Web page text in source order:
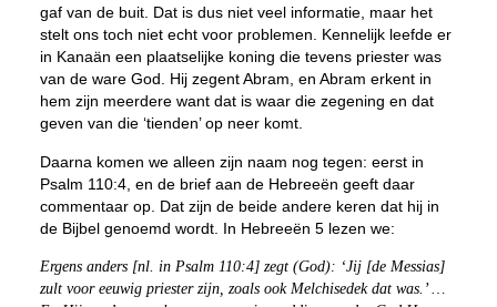
gaf van de buit. Dat is dus niet veel informatie, maar het
stelt ons toch niet echt voor problemen. Kennelijk leefde er
in Kanaän een plaatselijke koning die tevens priester was
van de ware God. Hij zegent Abram, en Abram erkent in
hem zijn meerdere want dat is waar die zegening en dat
geven van die ‘tienden’ op neer komt.
Daarna komen we alleen zijn naam nog tegen: eerst in
Psalm 110:4, en de brief aan de Hebreeën geeft daar
commentaar op. Dat zijn de beide andere keren dat hij in
de Bijbel genoemd wordt. In Hebreeën 5 lezen we:
Ergens anders [nl. in Psalm 110:4] zegt (God): ‘Jij [de Messias]
zult voor eeuwig priester zijn, zoals ook Melchisedek dat was.’ …